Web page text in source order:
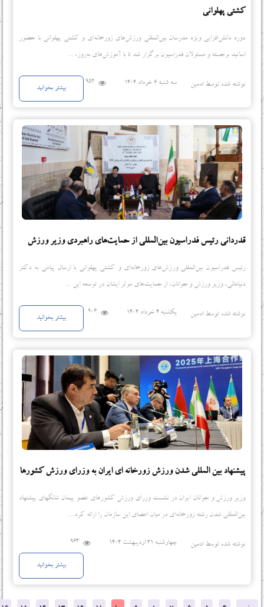
کشتی پهلوانی
دوره دانش‌افزایی ویژه مدرسان بین‌المللی ورزش‌های زورخانه‌ای و کشتی پهلوانی با حضور
اساتید برجسته و مسئولان فدراسیون برگزار شد تا با آموزش‌های به‌روز، ...
نوشته شده توسط ادمین سه شنبه 6 خرداد 1404
952
بیشتر بخوانید
قدردانی رئیس فدراسیون بین‌المللی از حمایت‌های راهبردی وزیر ورزش
رئیس فدراسیون بین‌المللی ورزش‌های زورخانه‌ای و کشتی پهلوانی با ارسال پیامی به دکتر
دنیامالی، وزیر ورزش و جوانان، از حمایت‌های موثر ایشان در توسعه این ...
نوشته شده توسط ادمین یکشنبه 4 خرداد 1404
906
بیشتر بخوانید
پیشنهاد بین المللی شدن ورزش زورخانه ای ایران به وزرای ورزش کشورها
وزیر ورزش و جوانان ایران در نشست وزرای ورزش کشورهای عضو پیمان شانگهای پیشنهاد
بین‌المللی شدن رشته زورخانه‌ای در میان اعضای این سازمان را ارائه کرد....
نوشته شده توسط ادمین چهارشنبه 31 اردیبهشت 1404 963
بیشتر بخوانید